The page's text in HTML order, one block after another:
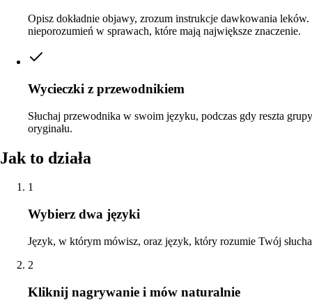
Opisz dokładnie objawy, zrozum instrukcje dawkowania
nieporozumień w sprawach, które mają największe znaczenie.
Wycieczki z przewodnikiem
Słuchaj przewodnika w swoim języku, podczas gdy reszta grupy
oryginału.
Jak to działa
1
Wybierz dwa języki
Język, w którym mówisz, oraz język, który rozumie Twój
2
Kliknij nagrywanie i mów naturalnie